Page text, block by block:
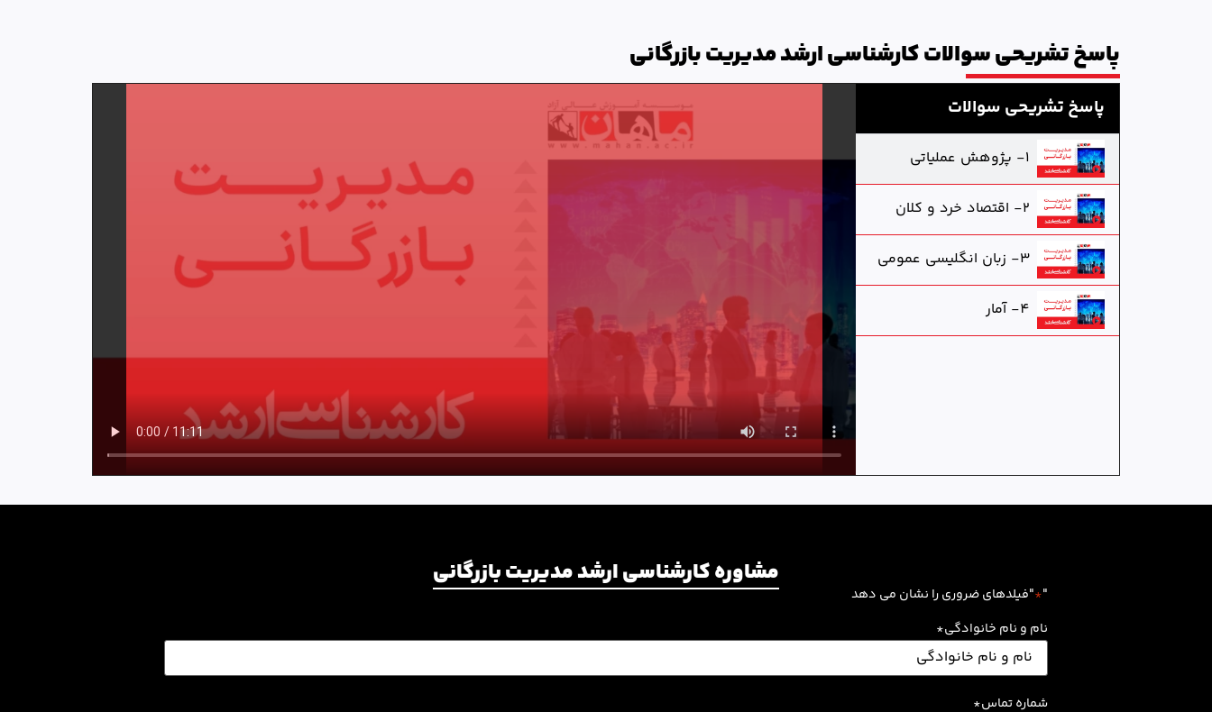
پاسخ تشریحی سوالات کارشناسی ارشد مدیریت بازرگانی
پاسخ تشریحی سوالات
1- پژوهش عملیاتی
2- اقتصاد خرد و کلان
3- زبان انگلیسی عمومی
4- آمار
مشاوره کارشناسی ارشد مدیریت بازرگانی
"
*"فیلدهای ضروری را نشان می دهد
نام و نام خانوادگی*
شماره تماس*